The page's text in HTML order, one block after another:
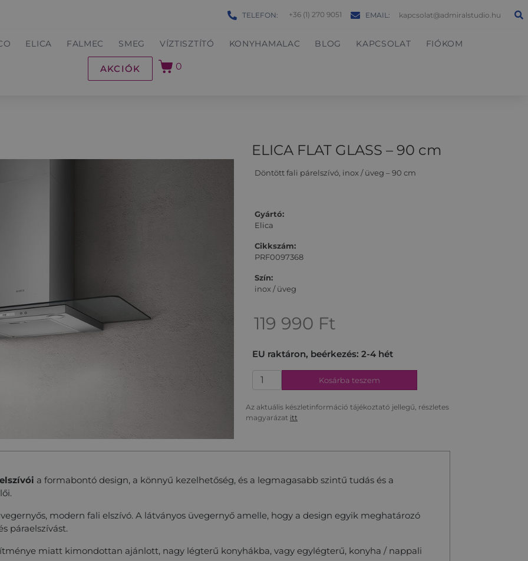
TELEFON: +36 (1) 270 9051 EMAIL: kapcsolat@admiralstudio.hu
ELICA FALMEC SMEG VÍZTISZTÍTÓ KONYHAMALAC BLOG KAPCSOLAT FIÓKOM
AKCIÓK 0
ELICA FLAT GLASS – 90 cm
Döntött fali párelszívó, inox / üveg – 90 cm
Gyártó:
Elica
Cikkszám:
PRF0097368
Szín:
inox / üveg
119 990 Ft
EU raktáron, beérkezés: 2-4 hét
Kosárba teszem
Az aktuális készletinformáció tájékoztató jellegű, részletes
magyarázat itt
a formabontó design, a könnyű kezelhetőség, és a legmagasabb szintű tudás és a
modern fali elszívó. A látványos üvegernyő amelle, hogy a design egyik meghatározó
páraelszívást.
miatt kimondottan ajánlott, nagy légterű konyhákba, vagy egylégterű, konyha / nappali